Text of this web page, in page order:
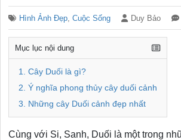
Hình Ảnh Đẹp,Cuộc Sống Duy Bảo
Mục lục nội dung
1. Cây Duối là gì?
2. Ý nghĩa phong thủy cây duối cảnh
3. Những cây Duối cảnh đẹp nhất
Cùng với Si, Sanh, Duối là một trong